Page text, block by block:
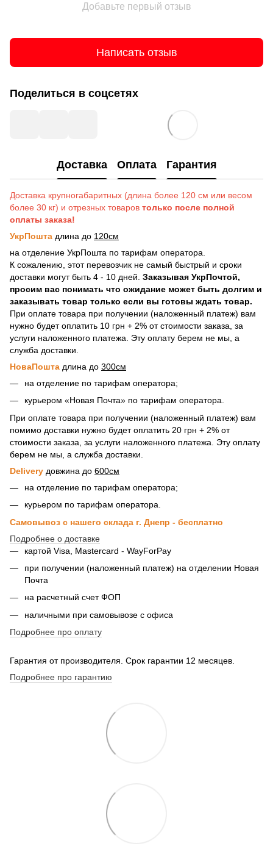
Добавьте первый отзыв
Написать отзыв
Поделиться в соцсетях
Доставка Оплата Гарантия
Доставка крупногабаритных (длина более 120 см или весом
более 30 кг) и отрезных товаров только после полной
оплаты заказа!
УкрПошта длина до 120см
на отделение УкрПошта по тарифам оператора.
К сожалению, этот перевозчик не самый быстрый и сроки
доставки могут быть 4 - 10 дней. Заказывая УкрПочтой,
просим вас понимать что ожидание может быть долгим и
заказывать товар только если вы готовы ждать товар.
При оплате товара при получении (наложенный платеж) вам
нужно будет оплатить 10 грн + 2% от стоимости заказа, за
услуги наложенного платежа. Эту оплату берем не мы, а
служба доставки.
НоваПошта длина до 300см
на отделение по тарифам оператора;
курьером «Новая Почта» по тарифам оператора.
При оплате товара при получении (наложенный платеж) вам
помимо доставки нужно будет оплатить 20 грн + 2% от
стоимости заказа, за услуги наложенного платежа. Эту оплату
берем не мы, а служба доставки.
Delivery довжина до 600см
на отделение по тарифам оператора;
курьером по тарифам оператора.
Самовывоз с нашего склада г. Днепр - бесплатно
Подробнее о доставке
картой Visa, Mastercard - WayForPay
при получении (наложенный платеж) на отделении Новая
Почта
на расчетный счет ФОП
наличными при самовывозе с офиса
Подробнее про оплату
Гарантия от производителя. Срок гарантии 12 месяцев.
Подробнее про гарантию